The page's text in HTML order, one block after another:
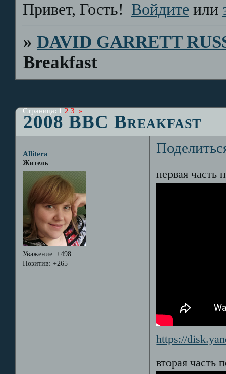
Привет, Гость! Войдите или
»DAVID GARRETT
Breakfast
2008 BBC Breakfast
Страница:1 2 3 »
Allitera
Житель
Уважение: +498
Позитив: +265
первая часть
https://
вторая часть